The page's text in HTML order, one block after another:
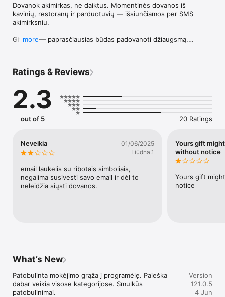
Dovanok akimirkas, ne daiktus. Momentinės dovanos iš
kavinių, restoranų ir parduotuvių — išsiunčiamos per SMS
akimirksniu.
Giftyme — paprasčiausias būdas padovanoti džiaugsmą.
laukti pristatymo ar rūpintis pakuote.
- Daugiau nei 50 partnerių dovanų
- Paprasta ir greita — vos keli paspaudimai
- Tinka bet kokiai progai: gimtadieniui, vardadieniui ar tiesiog
taip
more
Ratings & Reviews
2.3
out of 5 20 Ratings
Neveikia
01/06/2025
Liūdna.1
email laukelis su ribotais simboliais,
negalima susivesti savo email ir dėl to
neleidžia siųsti dovanos.
Yours gift
without notice
Yours gift
notice
What’s New
Patobulinta mokėjimo grąža į programėlę. Paieška
dabar veikia visose kategorijose. Smulkūs
patobulinimai.
Version
121.0.5
4 Jun